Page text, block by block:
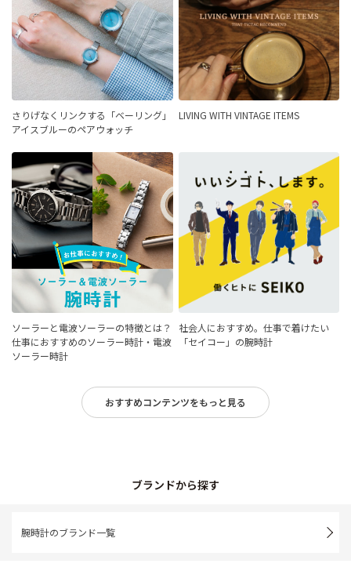
さりげなくリンクする「ベーリング」
アイスブルーのペアウォッチ
LIVING WITH VINTAGE ITEMS
ソーラーと電波ソーラーの特徴とは？
仕事におすすめのソーラー時計・電波
ソーラー時計
社会人におすすめ。仕事で着けたい
「セイコー」の腕時計
おすすめコンテンツをもっと見る
ブランドから探す
腕時計のブランド一覧